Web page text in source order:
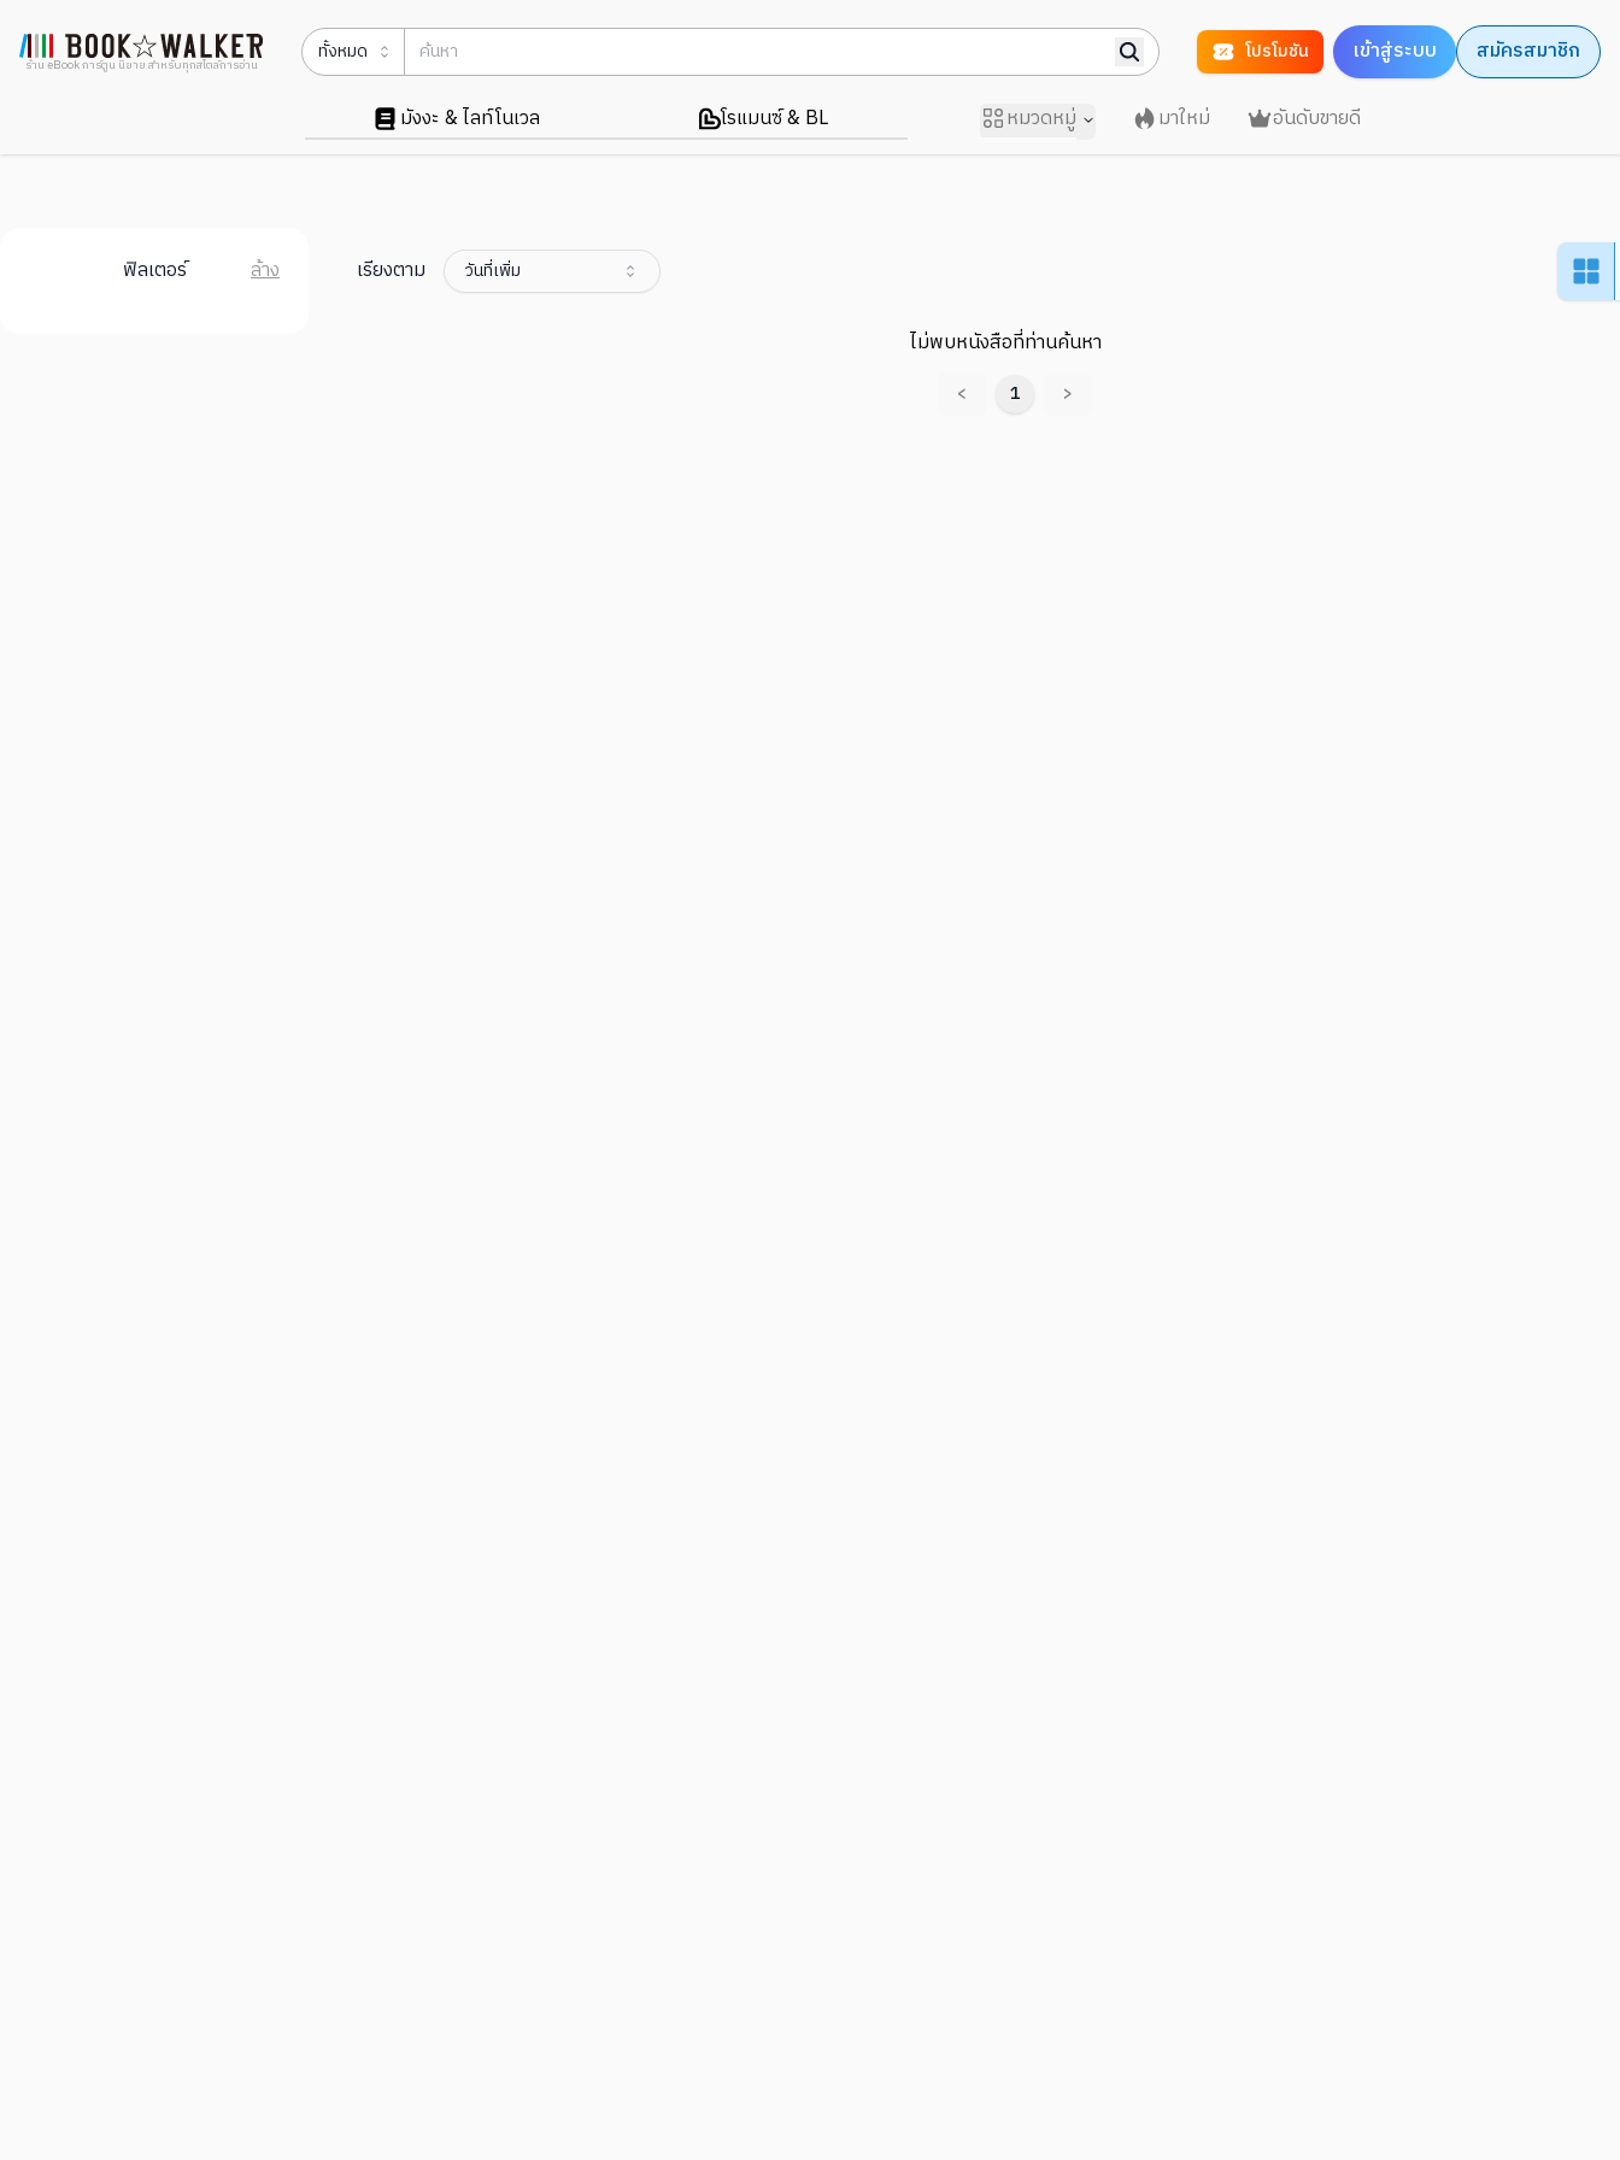
ร้าน eBook การ์ตูน นิยาย สำหรับทุกสไตล์การอ่าน
ทั้งหมด โปรโมชัน เข้าสู่ระบบ สมัครสมาชิก
มังงะ & ไลท์โนเวล โรแมนซ์ & BL หมวดหมู่ มาใหม่ อันดับขายดี
ฟิลเตอร์ ล้าง เรียงตาม วันที่เพิ่ม
ไม่พบหนังสือที่ท่านค้นหา
< 1 >